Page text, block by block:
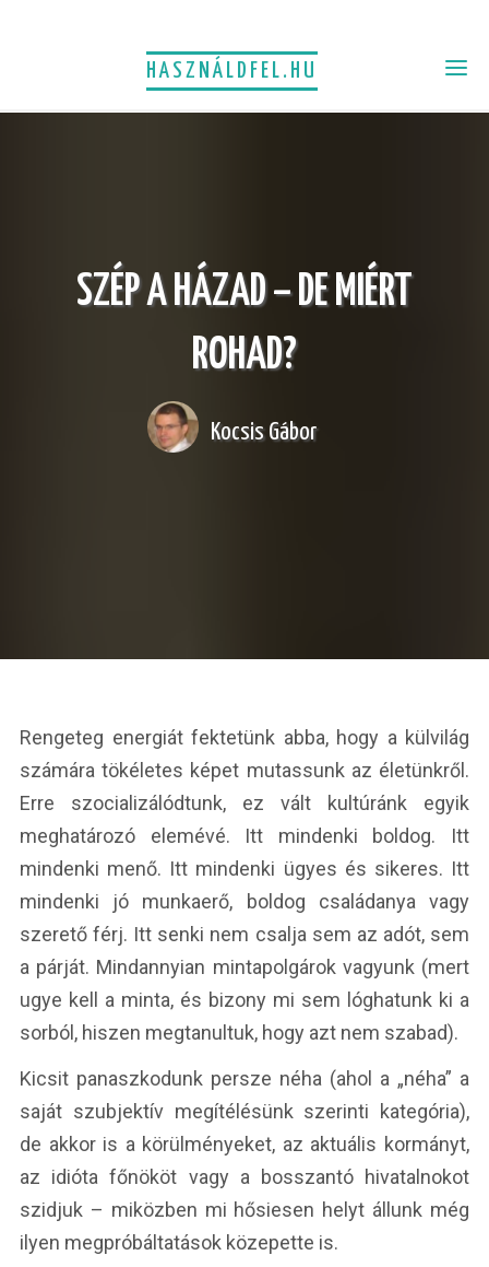
HASZNÁLDFEL.HU
SZÉP A HÁZAD – DE MIÉRT
ROHAD?
Kocsis Gábor
Rengeteg energiát fektetünk abba, hogy a külvilág
számára tökéletes képet mutassunk az életünkről.
Erre szocializálódtunk, ez vált kultúránk egyik
meghatározó elemévé. Itt mindenki boldog. Itt
mindenki menő. Itt mindenki ügyes és sikeres. Itt
mindenki jó munkaerő, boldog családanya vagy
szerető férj. Itt senki nem csalja sem az adót, sem
a párját. Mindannyian mintapolgárok vagyunk (mert
ugye kell a minta, és bizony mi sem lóghatunk ki a
sorból, hiszen megtanultuk, hogy azt nem szabad).
Kicsit panaszkodunk persze néha (ahol a „néha” a
saját szubjektív megítélésünk szerinti kategória),
de akkor is a körülményeket, az aktuális kormányt,
az idióta főnököt vagy a bosszantó hivatalnokot
szidjuk – miközben mi hősiesen helyt állunk még
ilyen megpróbáltatások közepette is.